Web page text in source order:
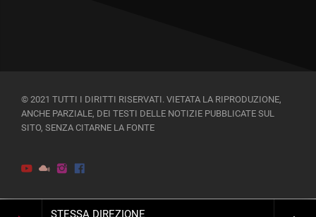
STESSA DIREZIONE
© 2021 TUTTI I DIRITTI RISERVATI. VIETATA LA RIPRODUZIONE,
ANCHE PARZIALE, DEI TESTI DELLE NOTIZIE PUBBLICATE SUL
SITO, SENZA CITARNE LA FONTE